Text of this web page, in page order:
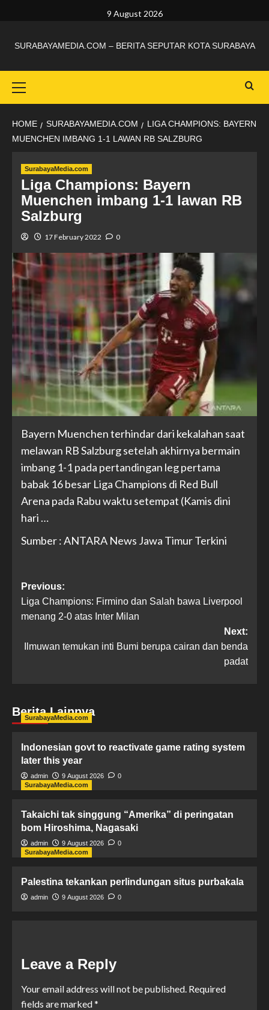
9 August 2026
SURABAYAMEDIA.COM – BERITA SEPUTAR KOTA SURABAYA
HOME SURABAYAMEDIA.COM
LIGA CHAMPIONS: BAYERN
MUENCHEN IMBANG 1-1 LAWAN RB SALZBURG
SurabayaMedia.com
Liga Champions: Bayern
Muenchen imbang 1-1 lawan RB
Salzburg
17 February 2022 0
Bayern Muenchen terhindar dari kekalahan saat
melawan RB Salzburg setelah akhirnya bermain
imbang 1-1 pada pertandingan leg pertama
babak 16 besar Liga Champions di Red Bull
Arena pada Rabu waktu setempat (Kamis dini
hari …
Sumber : ANTARA News Jawa Timur Terkini
Previous:
Liga Champions: Firmino dan Salah bawa Liverpool
menang 2-0 atas Inter Milan
Next:
Ilmuwan temukan inti Bumi berupa cairan dan benda
padat
Berita Lainnya
SurabayaMedia.com
Indonesian govt to reactivate game rating system
later this year
admin 9 August 2026
0
SurabayaMedia.com
Takaichi tak singgung “Amerika” di peringatan
bom Hiroshima, Nagasaki
admin 9 August 2026
0
SurabayaMedia.com
Palestina tekankan perlindungan situs purbakala
admin 9 August 2026 0
Leave a Reply
Your email address will not be published. Required
fields are marked*